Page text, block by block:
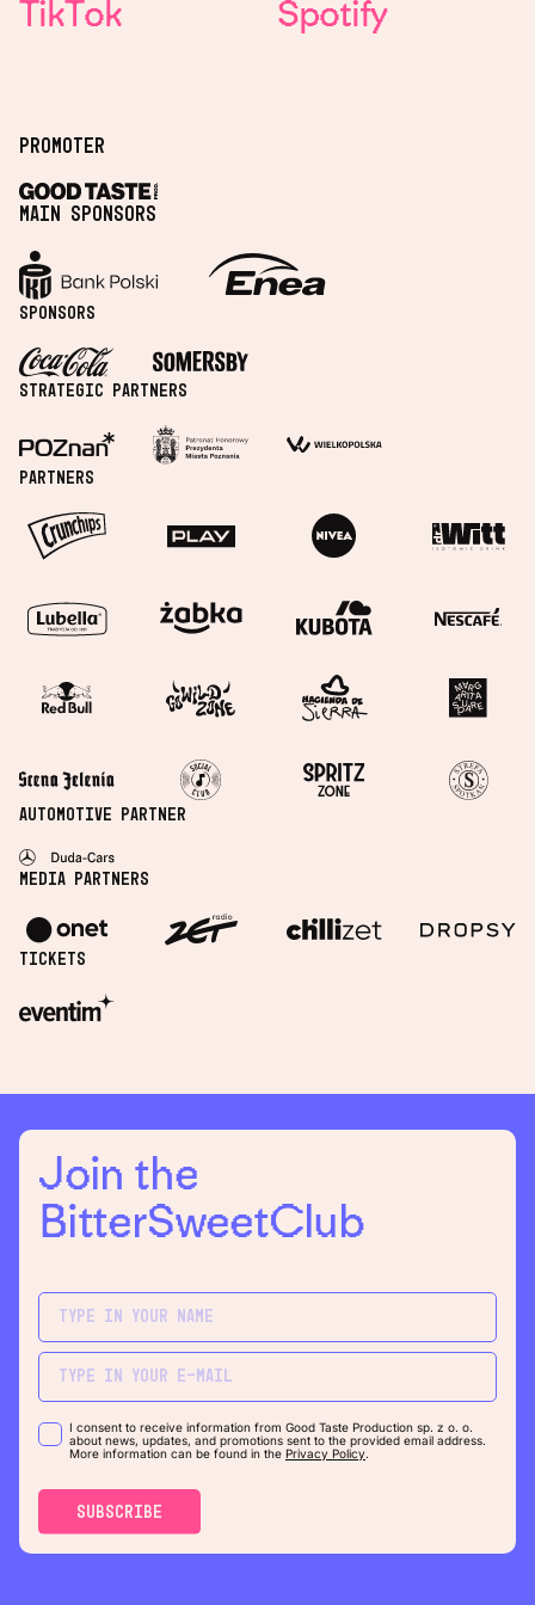
TikTok Spotify
Promoter
Main sponsors
Sponsors
Strategic partners
Partners
Automotive Partner
Media partners
Tickets
Join the
BitterSweetClub
I consent to receive information from Good Taste Production sp. z o. o.
about news, updates, and promotions sent to the provided email address.
More information can be found in the Privacy Policy.